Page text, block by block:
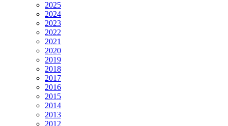
2025
2024
2023
2022
2021
2020
2019
2018
2017
2016
2015
2014
2013
2012